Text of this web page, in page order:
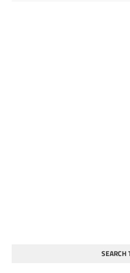
SEARCH